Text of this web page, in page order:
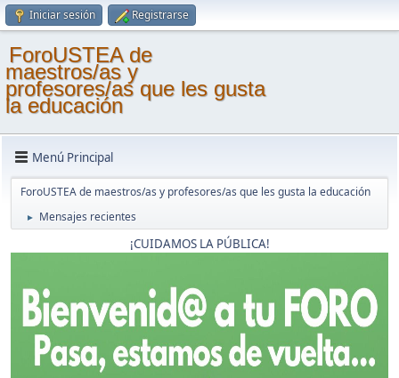
Iniciar sesión Registrarse
ForoUSTEA de
maestros/as y
profesores/as que les gusta
la educación
Menú Principal
ForoUSTEA de maestros/as y profesores/as que les gusta la educación
► Mensajes recientes
¡CUIDAMOS LA PÚBLICA!